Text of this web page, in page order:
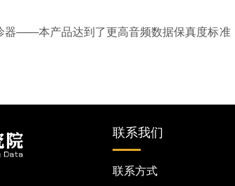
器——本产品达到了更高音频数据保真度标
联系我们
联系方式